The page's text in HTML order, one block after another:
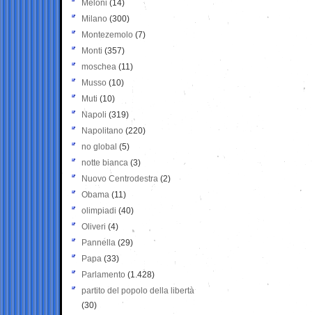
Meloni (14)
Milano (300)
Montezemolo (7)
Monti (357)
moschea (11)
Musso (10)
Muti (10)
Napoli (319)
Napolitano (220)
no global (5)
notte bianca (3)
Nuovo Centrodestra (2)
Obama (11)
olimpiadi (40)
Oliveri (4)
Pannella (29)
Papa (33)
Parlamento (1.428)
partito del popolo della libertà
(30)